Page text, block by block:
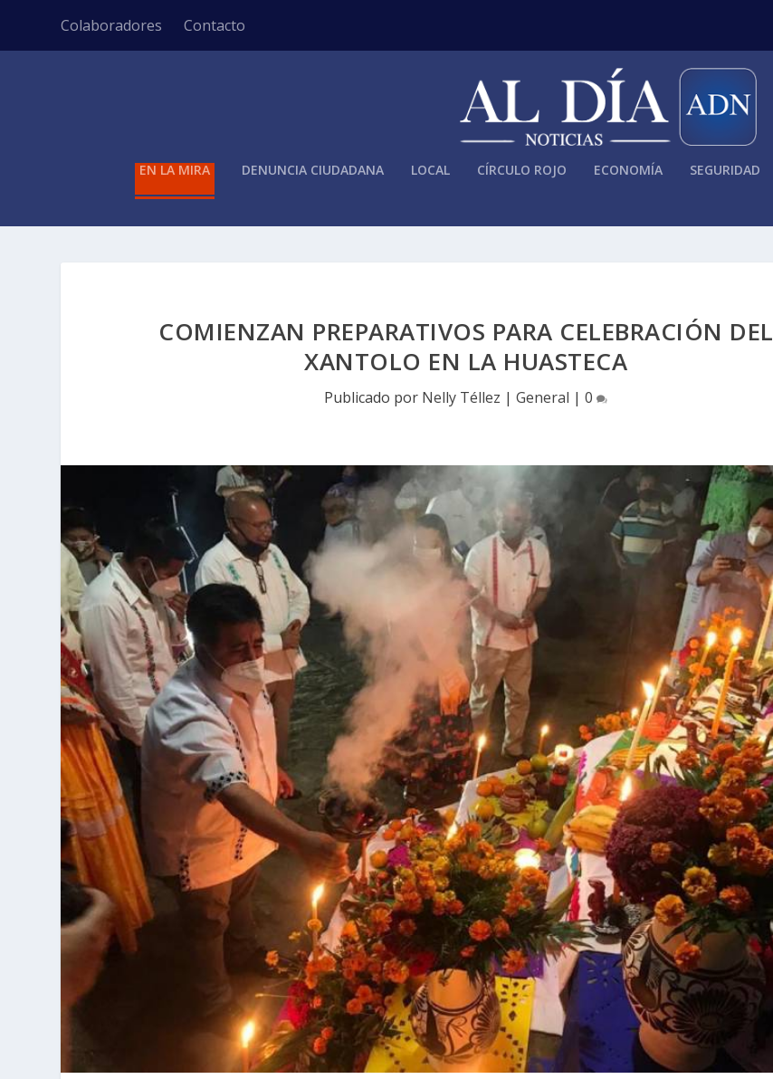
Colaboradores Contacto
EN LA MIRA DENUNCIA CIUDADANA LOCAL CÍRCULO ROJO ECONOMÍA SEGURIDAD
COMIENZAN PREPARATIVOS PARA CELEBRACIÓN DEL
XANTOLO EN LA HUASTECA
Publicado por Nelly Téllez |General |0